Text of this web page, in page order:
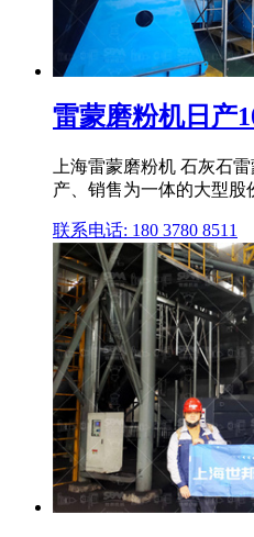
雷蒙磨粉机日产
上海雷蒙磨粉机 石灰石
产、销售为一体的大型
联系电话: 180 3780 8511